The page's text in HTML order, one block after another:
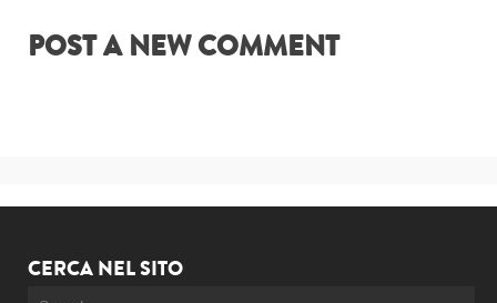
POST A NEW COMMENT
CERCA NEL SITO